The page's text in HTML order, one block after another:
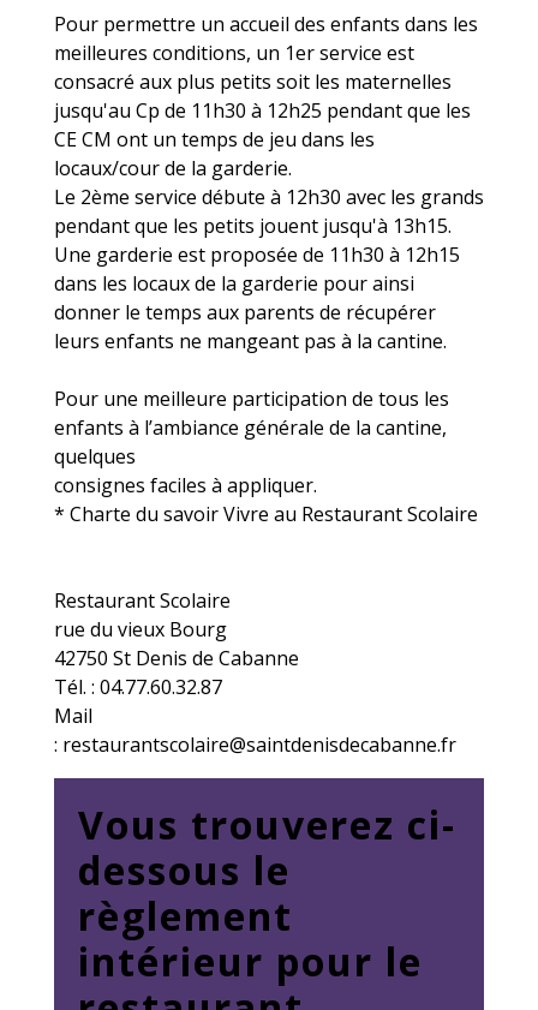
Pour permettre un accueil des enfants dans les
meilleures conditions, un 1er service est
consacré aux plus petits soit les maternelles
jusqu'au Cp de 11h30 à 12h25 pendant que les
CE CM ont un temps de jeu dans les
locaux/cour de la garderie.
Le 2ème service débute à 12h30 avec les grands
pendant que les petits jouent jusqu'à 13h15.
Une garderie est proposée de 11h30 à 12h15
dans les locaux de la garderie pour ainsi
donner le temps aux parents de récupérer
leurs enfants ne mangeant pas à la cantine.
Pour une meilleure participation de tous les
enfants à l’ambiance générale de la cantine,
quelques
consignes faciles à appliquer.
* Charte du savoir Vivre au Restaurant Scolaire
Restaurant Scolaire
rue du vieux Bourg
42750 St Denis de Cabanne
Tél. : 04.77.60.32.87
Mail
: restaurantscolaire@saintdenisdecabanne.fr
Vous trouverez ci-
dessous le
règlement
intérieur pour le